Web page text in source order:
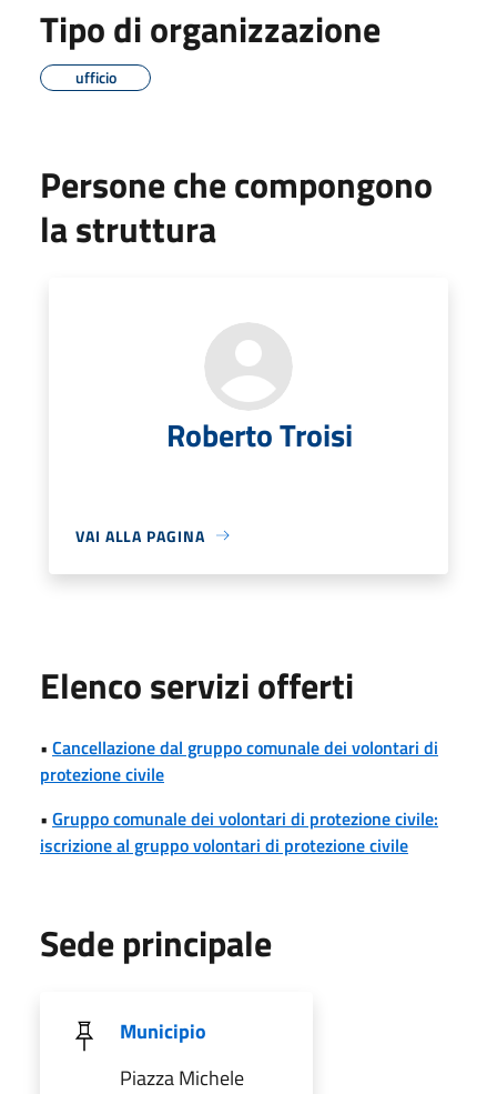
Tipo di organizzazione
ufficio
Persone che compongono
la struttura
Roberto Troisi
VAI ALLA PAGINA
Elenco servizi offerti
• Cancellazione dal gruppo comunale dei volontari di
protezione civile
• Gruppo comunale dei volontari di protezione civile:
iscrizione al gruppo volontari di protezione civile
Sede principale
Municipio
Piazza Michele